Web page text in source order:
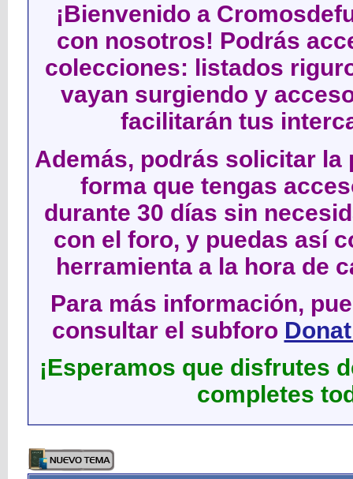
¡Bienvenido a
con nosotros! Podrás
colecciones: listados
vayan surgiendo y
facilitarán tus
Además, podrás solicitar
forma que tengas
durante 30 días sin
con el foro, y puedas así
herramienta a la hora de
Para más información,
consultar el subforo
¡Esperamos que disfrutes
completes